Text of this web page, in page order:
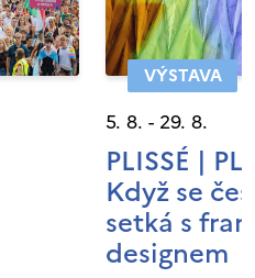
VÝSTAVA
5. 8. - 29. 8.
PLISSÉ |
Když se
setká s
designem